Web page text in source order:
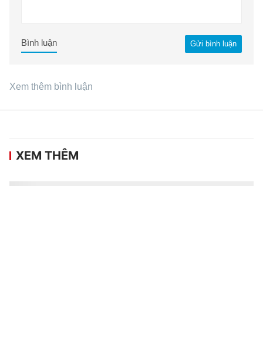
Gửi bình luận
Bình luận
Xem thêm bình luận
XEM THÊM